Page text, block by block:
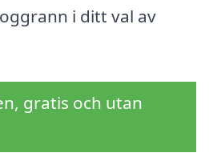
i ditt val av
gratis och utan